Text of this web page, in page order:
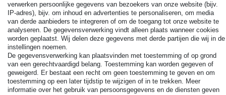
© Copyright 2026 | Alle rechten voorbehouden. - All rights
reserved. Prices incl. VAT. 19% VAT Basic prices see article detail
| * Applies to deliveries to the UK!
verwerken persoonlijke gegevens van bezoekers van onze website (bijv.
IP-adres), bijv. om inhoud en advertenties te personaliseren, om media
van derde aanbieders te integreren of om de toegang tot onze website te
analyseren. De gegevensverwerking vindt alleen plaats wanneer cookies
worden geplaatst. Wij delen deze gegevens met derde partijen die wij in de
instellingen noemen.
De gegevensverwerking kan plaatsvinden met toestemming of op grond
van een gerechtvaardigd belang. Toestemming kan worden gegeven of
geweigerd. Er bestaat een recht om geen toestemming te geven en om
toestemming op een later tijdstip te wijzigen of in te trekken. Meer
informatie over het gebruik van persoonsgegevens en de diensten geven
Herroepingsrecht uitoefenen Contact